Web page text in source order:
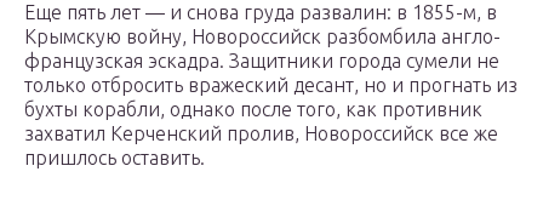
Еще пять лет — и снова груда развалин: в 1855-м, в
Крымскую войну, Новороссийск разбомбила англо-
французская эскадра. Защитники города сумели не
только отбросить вражеский десант, но и прогнать из
бухты корабли, однако после того, как противник
захватил Керченский пролив, Новороссийск все же
пришлось оставить.